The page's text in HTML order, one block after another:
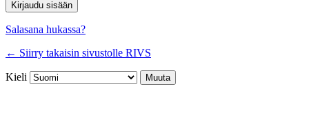
Salasana hukassa?
← Siirry takaisin sivustolle RIVS
Kieli